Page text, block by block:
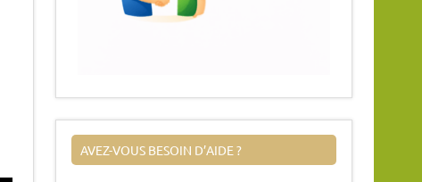
AVEZ-VOUS BESOIN D’AIDE ?